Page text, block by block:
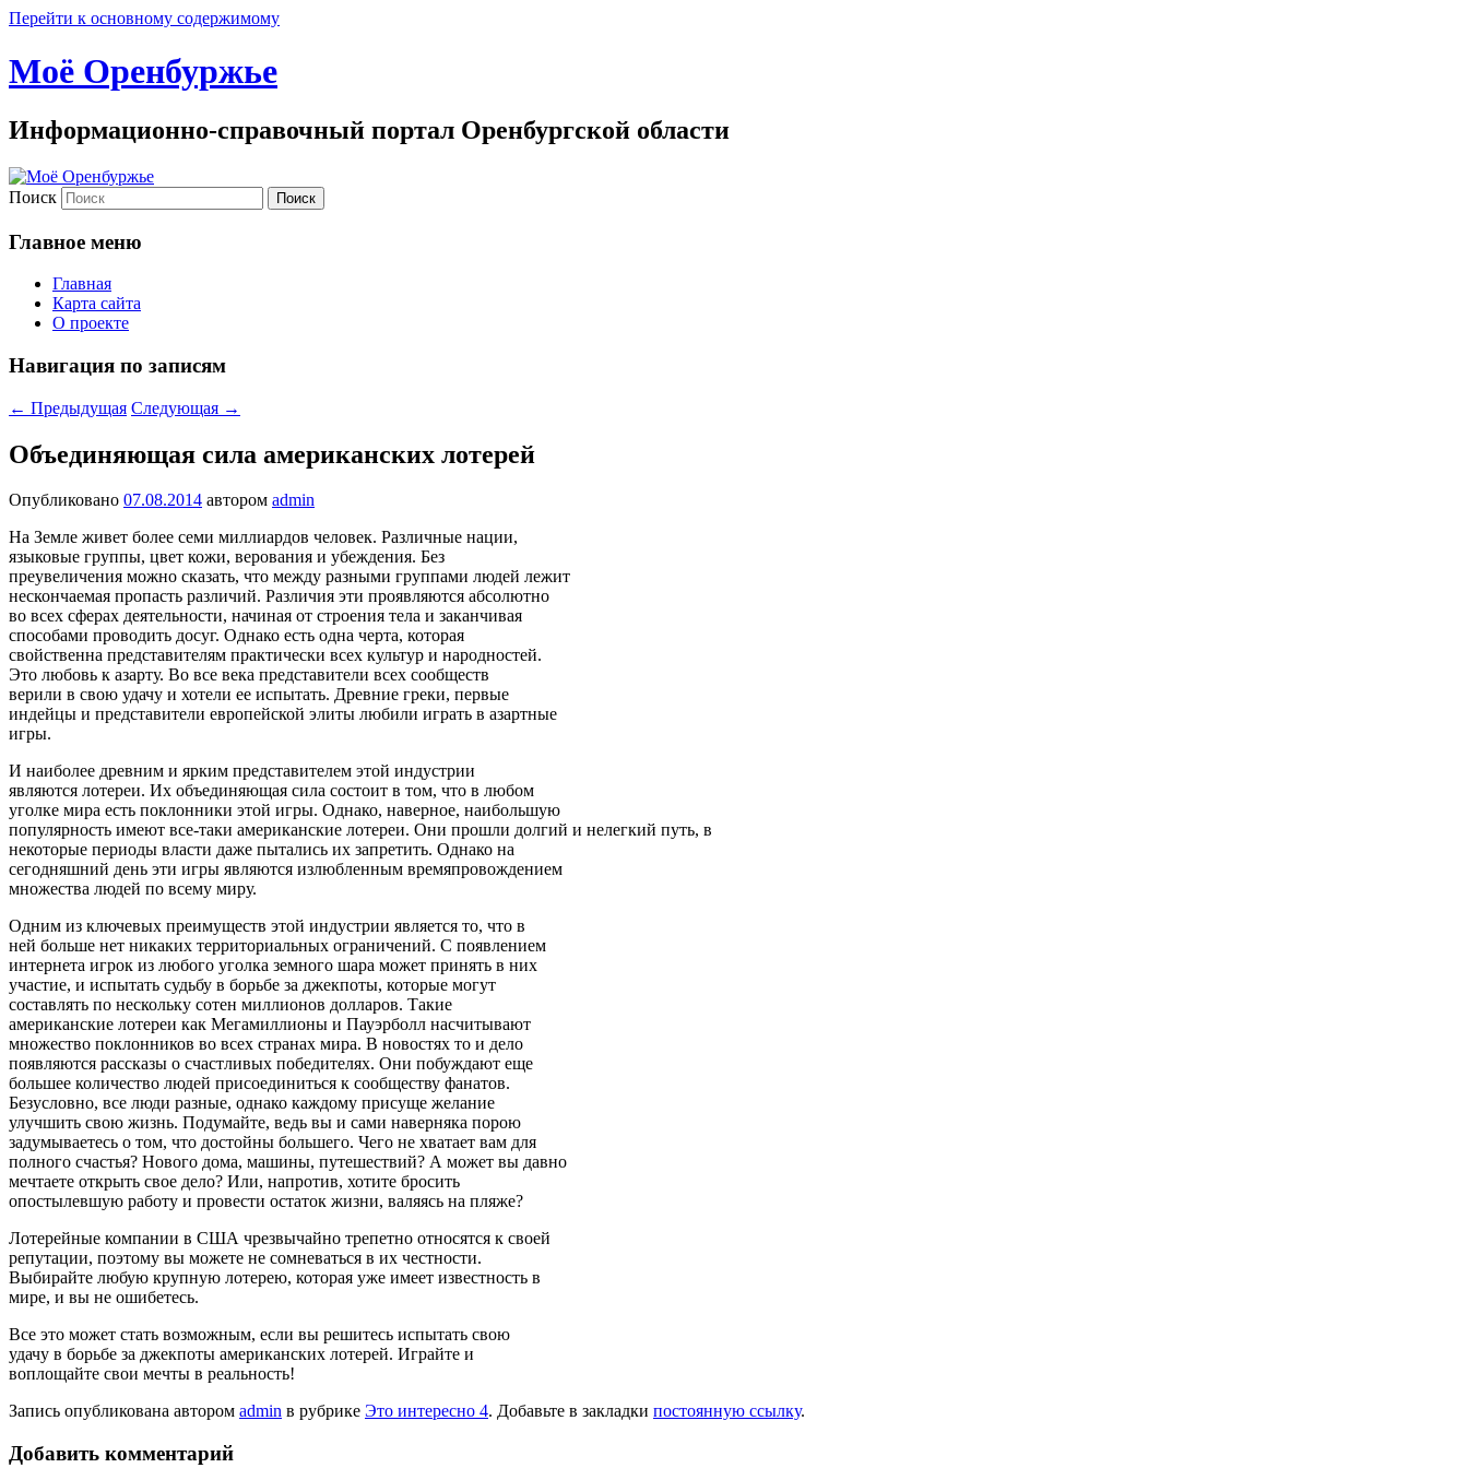
Перейти к основному содержимому
Моё Оренбуржье
Информационно-справочный портал Оренбургской области
Поиск
Главное меню
Главная
Карта сайта
О проекте
Навигация по записям
← Предыдущая Следующая →
Объединяющая сила американских лотерей
Опубликовано 07.08.2014 автором admin
На Земле живет более семи миллиардов человек. Различные нации,
языковые группы, цвет кожи, верования и убеждения. Без
преувеличения можно сказать, что между разными группами людей лежит
нескончаемая пропасть различий. Различия эти проявляются абсолютно
во всех сферах деятельности, начиная от строения тела и заканчивая
способами проводить досуг. Однако есть одна черта, которая
свойственна представителям практически всех культур и народностей.
Это любовь к азарту. Во все века представители всех сообществ
верили в свою удачу и хотели ее испытать. Древние греки, первые
индейцы и представители европейской элиты любили играть в азартные
игры.
И наиболее древним и ярким представителем этой индустрии
являются лотереи. Их объединяющая сила состоит в том, что в любом
уголке мира есть поклонники этой игры. Однако, наверное, наибольшую
популярность имеют все-таки американские лотереи. Они прошли долгий и нелегкий путь, в
некоторые периоды власти даже пытались их запретить. Однако на
сегодняшний день эти игры являются излюбленным времяпровождением
множества людей по всему миру.
Одним из ключевых преимуществ этой индустрии является то, что в
ней больше нет никаких территориальных ограничений. С появлением
интернета игрок из любого уголка земного шара может принять в них
участие, и испытать судьбу в борьбе за джекпоты, которые могут
составлять по нескольку сотен миллионов долларов. Такие
американские лотереи как Мегамиллионы и Пауэрболл насчитывают
множество поклонников во всех странах мира. В новостях то и дело
появляются рассказы о счастливых победителях. Они побуждают еще
большее количество людей присоединиться к сообществу фанатов.
Безусловно, все люди разные, однако каждому присуще желание
улучшить свою жизнь. Подумайте, ведь вы и сами наверняка порою
задумываетесь о том, что достойны большего. Чего не хватает вам для
полного счастья? Нового дома, машины, путешествий? А может вы давно
мечтаете открыть свое дело? Или, напротив, хотите бросить
опостылевшую работу и провести остаток жизни, валяясь на пляже?
Лотерейные компании в США чрезвычайно трепетно относятся к своей
репутации, поэтому вы можете не сомневаться в их честности.
Выбирайте любую крупную лотерею, которая уже имеет известность в
мире, и вы не ошибетесь.
Все это может стать возможным, если вы решитесь испытать свою
удачу в борьбе за джекпоты американских лотерей. Играйте и
воплощайте свои мечты в реальность!
Запись опубликована автором admin в рубрике Это интересно 4. Добавьте в закладки постоянную ссылку.
Добавить комментарий